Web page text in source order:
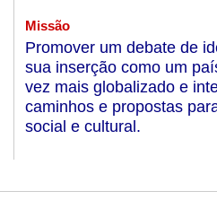
Missão
Promover um debate de
sua inserção como um
vez mais globalizado e
caminhos e propostas
social e cultural.